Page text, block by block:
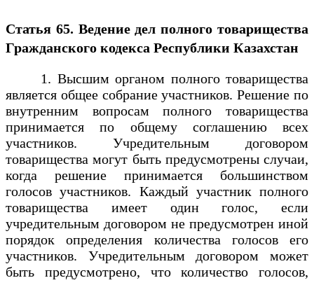
Статья 65. Ведение дел полного товарищества
Гражданского кодекса Республики Казахстан
1. Высшим органом полного товарищества
является общее собрание участников. Решение по
внутренним вопросам полного товарищества
принимается по общему соглашению всех
участников. Учредительным договором
товарищества могут быть предусмотрены случаи,
когда решение принимается большинством
голосов участников. Каждый участник полного
товарищества имеет один голос, если
учредительным договором не предусмотрен иной
порядок определения количества голосов его
участников. Учредительным договором может
быть предусмотрено, что количество голосов,